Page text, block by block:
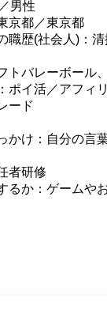
男性
京都／東京都
職歴(社会人)：
トバレーボール
ポイ活／アフィ
ード
かけ：自分の言
者研修
るか：ゲームや